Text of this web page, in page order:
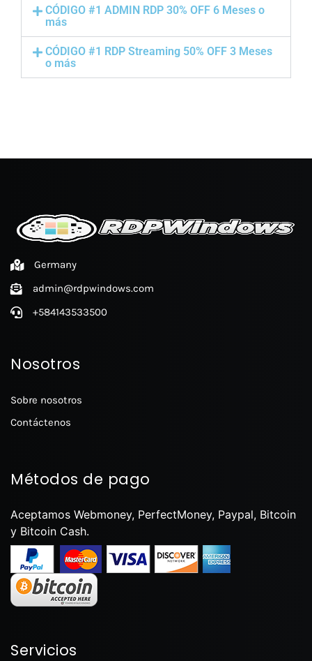
CÓDIGO #1 ADMIN RDP 30% OFF 6 Meses o
más
CÓDIGO #1 RDP Streaming 50% OFF 3 Meses
o más
Germany
admin@rdpwindows.com
+584143533500
Nosotros
Sobre nosotros
Contáctenos
Métodos de pago
Aceptamos Webmoney, PerfectMoney, Paypal, Bitcoin
y Bitcoin Cash.
Servicios